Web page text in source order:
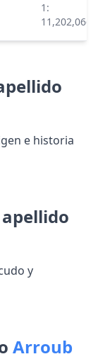
1:
11,202,066
e historia
y
Arroub